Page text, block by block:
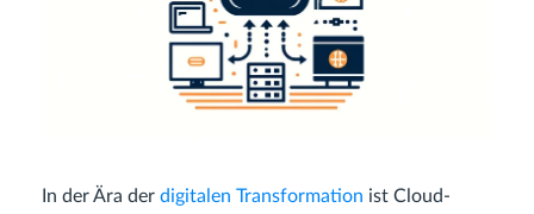
In der Ära der digitalen Transformation ist Cloud-